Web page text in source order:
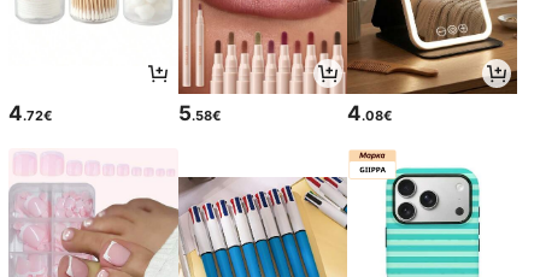
4.72€ 5.58€ 4.08€